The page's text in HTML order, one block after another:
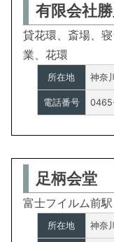
有限会社
貸花環、斎場、
業、花環
所在地 神奈
電話番号
足柄会堂
富士フイルム前
所在地 神奈